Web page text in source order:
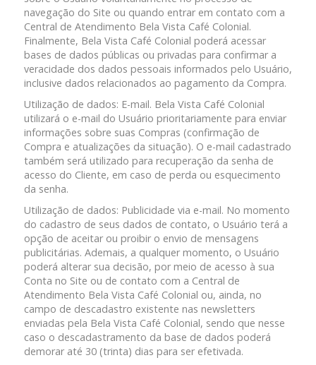
navegação do Site ou quando entrar em contato com a
Central de Atendimento Bela Vista Café Colonial.
Finalmente, Bela Vista Café Colonial poderá acessar
bases de dados públicas ou privadas para confirmar a
veracidade dos dados pessoais informados pelo Usuário,
inclusive dados relacionados ao pagamento da Compra.
Utilização de dados: E-mail. Bela Vista Café Colonial
utilizará o e-mail do Usuário prioritariamente para enviar
informações sobre suas Compras (confirmação de
Compra e atualizações da situação). O e-mail cadastrado
também será utilizado para recuperação da senha de
acesso do Cliente, em caso de perda ou esquecimento
da senha.
Utilização de dados: Publicidade via e-mail. No momento
do cadastro de seus dados de contato, o Usuário terá a
opção de aceitar ou proibir o envio de mensagens
publicitárias. Ademais, a qualquer momento, o Usuário
poderá alterar sua decisão, por meio de acesso à sua
Conta no Site ou de contato com a Central de
Atendimento Bela Vista Café Colonial ou, ainda, no
campo de descadastro existente nas newsletters
enviadas pela Bela Vista Café Colonial, sendo que nesse
caso o descadastramento da base de dados poderá
demorar até 30 (trinta) dias para ser efetivada.